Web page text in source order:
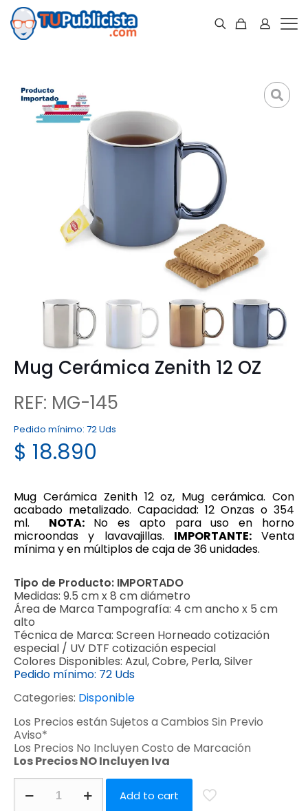
Mug Cerámica Zenith 12 OZ
REF: MG-145
Pedido mínimo: 72 Uds
$ 18.890
Mug Cerámica Zenith 12 oz, Mug cerámica. Con
acabado metalizado. Capacidad: 12 Onzas o 354
ml. NOTA:No es apto para uso en horno
microondas y lavavajillas. IMPORTANTE:Venta
mínima y en múltiplos de caja de 36 unidades.
Tipo de Producto: IMPORTADO
Medidas: 9.5 cm x 8 cm diámetro
Área de Marca Tampografía: 4 cm ancho x 5 cm
alto
Técnica de Marca: Screen Horneado cotización
especial / UV DTF cotización especial
Colores Disponibles: Azul, Cobre, Perla, Silver
Pedido mínimo: 72 Uds
Categories: Disponible
Los Precios están Sujetos a Cambios Sin Previo
Aviso*
Los Precios No Incluyen Costo de Marcación
Los Precios NO Incluyen Iva
Add to cart